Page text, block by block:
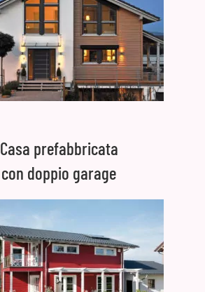
Casa prefabbricata
con doppio garage